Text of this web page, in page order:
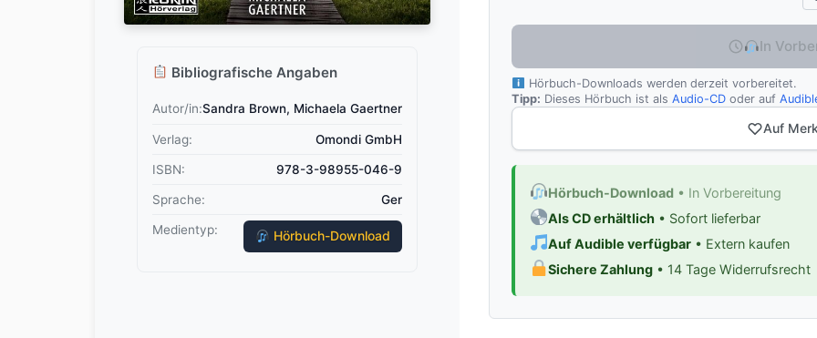
Bibliografische Angaben
Autor/in:Sandra Brown, Michaela Gaertner
Verlag: Omondi GmbH
ISBN: 978-3-98955-046-9
Sprache: Ger
Medientyp: Hörbuch-Download
In
Hörbuch-Downloads werden derzeit vorbereitet.
Tipp: Dieses Hörbuch ist als Audio-CD oder auf
Auf
Hörbuch-Download • In Vorbereitung
Als CD erhältlich • Sofort lieferbar
Auf Audible verfügbar • Extern kaufen
Sichere Zahlung • 14 Tage Widerrufsrecht